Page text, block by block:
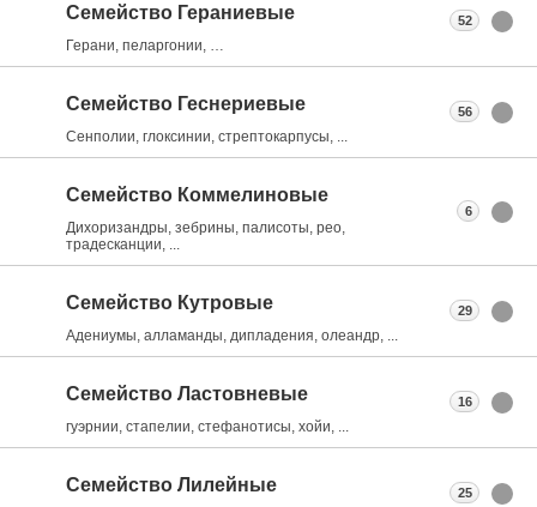
Семейство Гераниевые
Герани, пеларгонии, …
52
Семейство Геснериевые
Сенполии, глоксинии, стрептокарпусы, ...
56
Семейство Коммелиновые
Дихоризандры, зебрины, палисоты, рео,
традесканции, ...
6
Семейство Кутровые
Адениумы, алламанды, дипладения, олеандр, ...
29
Семейство Ластовневые
гуэрнии, стапелии, стефанотисы, хойи, ...
16
Семейство Лилейные 25